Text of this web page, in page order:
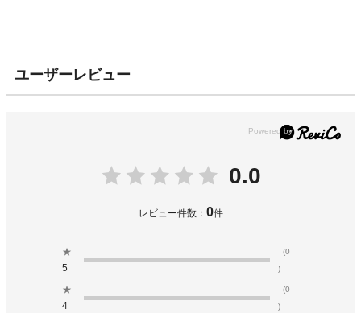
ユーザーレビュー
0.0
レビュー件数： 0件
★
5
(0
)
★
4
(0
)